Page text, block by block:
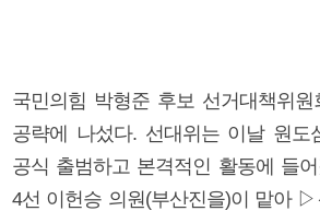
국민의힘 박형준 후보 선거대책위
공략에 나섰다. 선대위는 이날 원도
공식 출범하고 본격적인 활동에 들
4선 이헌승 의원(부산진을)이 맡아 ▷